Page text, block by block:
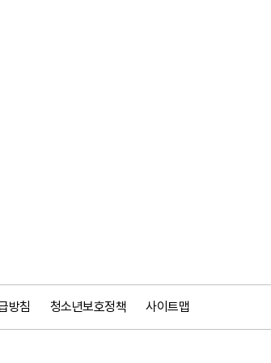
방침 청소년보호정책 사이트맵